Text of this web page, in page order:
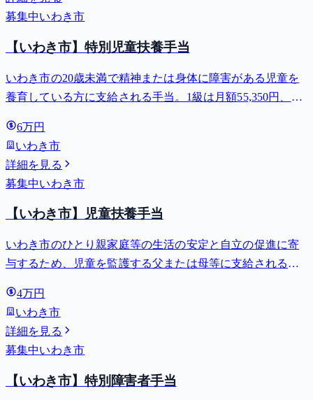
募集中いわき市
【いわき市】特別児童扶養手当
いわき市の20歳未満で精神または身体に障害がある児童を
養育している方に支給される手当。1級は月額55,350円、2
6万円
いわき市
詳細を見る
募集中いわき市
【いわき市】児童扶養手当
いわき市のひとり親家庭等の生活の安定と自立の促進に寄
与するため、児童を監護する父または母等に支給される手
4万円
いわき市
詳細を見る
募集中いわき市
【いわき市】特別障害者手当